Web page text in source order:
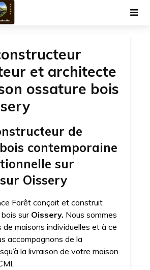
et architecte
ossature bois
de
contemporaine
sur
Oissery
Forêt conçoit et construit
sur Oissery. Nous sommes
maisons individuelles et à ce
accompagnons de la
la livraison de votre maison